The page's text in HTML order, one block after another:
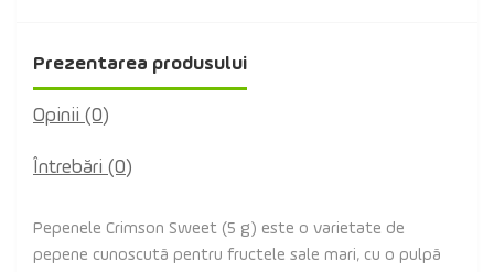
Prezentarea produsului
Opinii (0)
Întrebări (0)
Pepenele Crimson Sweet (5 g) este o varietate de
pepene cunoscută pentru fructele sale mari, cu o pulpă